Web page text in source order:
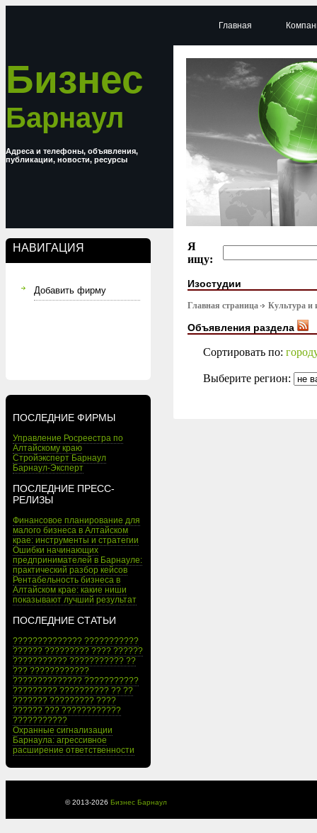
Бизнес
Барнаул
Адреса и телефоны, объявления,
публикации, новости, ресурсы
НАВИГАЦИЯ
Добавить фирму
ПОСЛЕДНИЕ ФИРМЫ
Управление Росреестра по
Алтайскому краю
Стройэксперт Барнаул
Барнаул-Эксперт
ПОСЛЕДНИЕ ПРЕСС-
РЕЛИЗЫ
Финансовое планирование для
малого бизнеса в Алтайском
крае: инструменты и стратегии
Ошибки начинающих
предпринимателей в Барнауле:
практический разбор кейсов
Рентабельность бизнеса в
Алтайском крае: какие ниши
показывают лучший результат
ПОСЛЕДНИЕ СТАТЬИ
?????????????? ???????????
?????? ????????? ???? ??????
??????????? ??????????? ??
??? ????????????
?????????????? ???????????
????????? ?????????? ?? ??
??????? ????????? ????
?????? ??? ????????????
???????????
Охранные сигнализации
Барнаула: агрессивное
расширение ответственности
Главная
Я
ищу:
Изостудии
Главная страница Культура и
Объявления раздела
Сортировать по:
Выберите регион:
© 2013-2026 Бизнес Барнаул